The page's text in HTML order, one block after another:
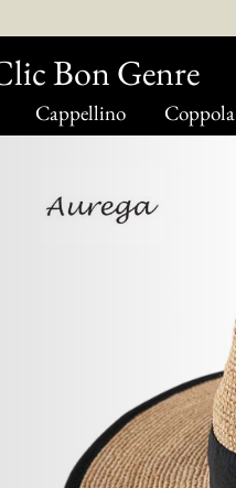
Cappellino Coppola
Bon Genre